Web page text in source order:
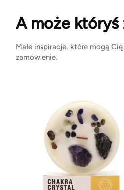
A może któryś
Małe inspiracje, które mogą
zamówienie.